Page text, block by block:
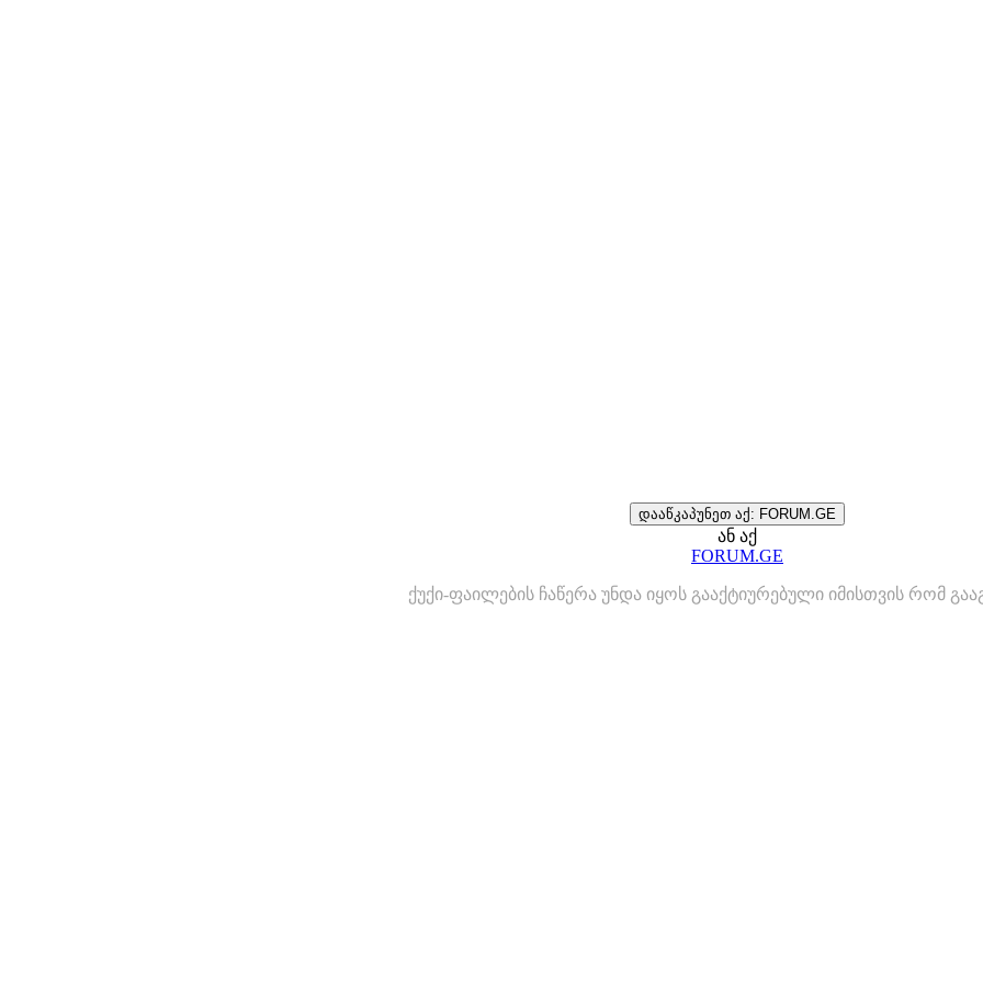
დააწკაპუნეთ აქ: FORUM.GE
ან აქ
FORUM.GE
ქუქი-ფაილების ჩაწერა უნდა იყოს გააქტიურებული იმისთვის რომ